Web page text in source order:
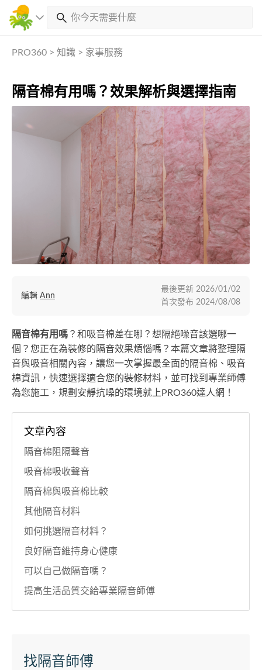
PRO360 > 知識 > 家事服務
隔音棉有用嗎？效果解析與選擇指南
隔音棉有用嗎 ？和吸音棉差在哪？想隔絕噪音該選哪一
個？您正在為裝修的隔音效果煩惱嗎？本篇文章將整理隔
音與吸音相關內容，讓您一次掌握最全面的隔音棉、吸音
棉資訊，快速選擇適合您的裝修材料，並可找到專業師傅
為您施工，規劃安靜抗噪的環境就上PRO360達人網！
編輯 Ann
最後更新 2026/01/02
首次發布 2024/08/08
文章內容
隔音棉阻隔聲音
吸音棉吸收聲音
隔音棉與吸音棉比較
其他隔音材料
如何挑選隔音材料？
良好隔音維持身心健康
可以自己做隔音嗎？
提高生活品質交給專業隔音師傅
找隔音師傅